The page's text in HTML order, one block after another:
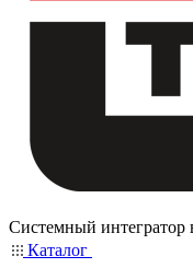
Системный интегратор
Каталог